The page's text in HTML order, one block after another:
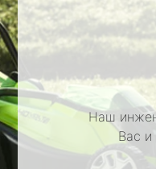
Наш
Вас и